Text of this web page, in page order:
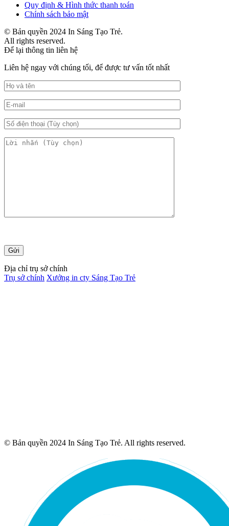
Quy định & Hình thức thanh toán
Chính sách bảo mật
© Bản quyền 2024 In Sáng Tạo Trẻ.
All rights reserved.
Để lại thông tin liên hệ
Liên hệ ngay với chúng tối, để được tư vấn tốt nhất
Địa chỉ trụ sở chính
Trụ sở chính Xưởng in cty Sáng Tạo Trẻ
© Bản quyền 2024 In Sáng Tạo Trẻ. All rights reserved.